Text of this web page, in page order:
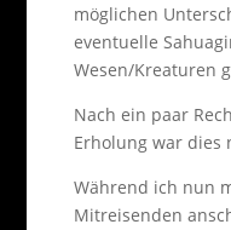
möglichen
eventuelle
Wesen/Kreaturen
Nach ein paar
Erholung war dies
Während ich nun
Mitreisenden